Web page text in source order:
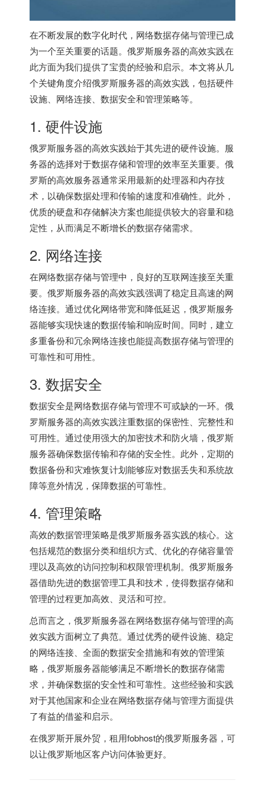
在不断发展的数字化时代，网络数据存储与管理已成
为一个至关重要的话题。 俄罗斯服务器的高效实践在
此方面为我们提供了宝贵的经验和启示。本文将从几
个关键角度介绍俄罗斯服务器的高效实践，包括硬件
设施、网络连接、数据安全和管理策略等。
1. 硬件设施
俄罗斯服务器的高效实践始于其先进的硬件设施。服
务器的选择对于数据存储和管理的效率至关重要。俄
罗斯的高效服务器通常采用最新的处理器和内存技
术，以确保数据处理和传输的速度和准确性。此外，
优质的硬盘和存储解决方案也能提供较大的容量和稳
定性，从而满足不断增长的数据存储需求。
2. 网络连接
在网络数据存储与管理中，良好的互联网连接至关重
要。 俄罗斯服务器的高效实践强调了稳定且高速的网
络连接。通过优化网络带宽和降低延迟， 俄罗斯服务
器能够实现快速的数据传输和响应时间。同时，建立
多重备份和冗余网络连接也能提高数据存储与管理的
可靠性和可用性。
3. 数据安全
数据安全是网络数据存储与管理不可或缺的一环。俄
罗斯服务器的高效实践注重数据的保密性、完整性和
可用性。通过使用强大的加密技术和防火墙，俄罗斯
服务器确保数据传输和存储的安全性。此外，定期的
数据备份和灾难恢复计划能够应对数据丢失和系统故
障等意外情况，保障数据的可靠性。
4. 管理策略
高效的数据管理策略是俄罗斯服务器实践的核心。这
包括规范的数据分类和组织方式、优化的存储容量管
理以及高效的访问控制和权限管理机制。俄罗斯服务
器借助先进的数据管理工具和技术，使得数据存储和
管理的过程更加高效、灵活和可控。
总而言之，俄罗斯服务器在网络数据存储与管理的高
效实践方面树立了典范。通过优秀的硬件设施、稳定
的网络连接、全面的数据安全措施和有效的管理策
略，俄罗斯服务器能够满足不断增长的数据存储需
求，并确保数据的安全性和可靠性。这些经验和实践
对于其他国家和企业在网络数据存储与管理方面提供
了有益的借鉴和启示。
在俄罗斯开展外贸，租用fobhost的俄罗斯服务器 ，可
以让俄罗斯地区客户访问体验更好。